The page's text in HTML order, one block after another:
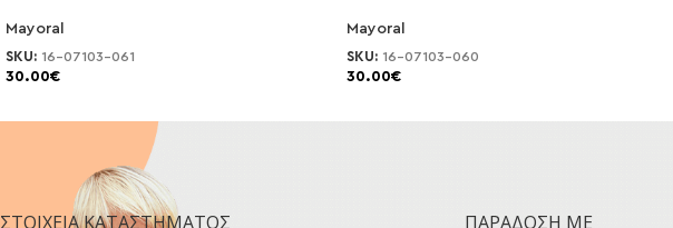
Mayoral
SKU: 16-07103-061
30.00€
Mayoral
SKU: 16-07103-060
30.00€
ΣΤΟΙΧΕΊΑ ΚΑΤΑΣΤΉΜΑΤΟΣ ΠΑΡΆΔΟΣΗ ΜΕ